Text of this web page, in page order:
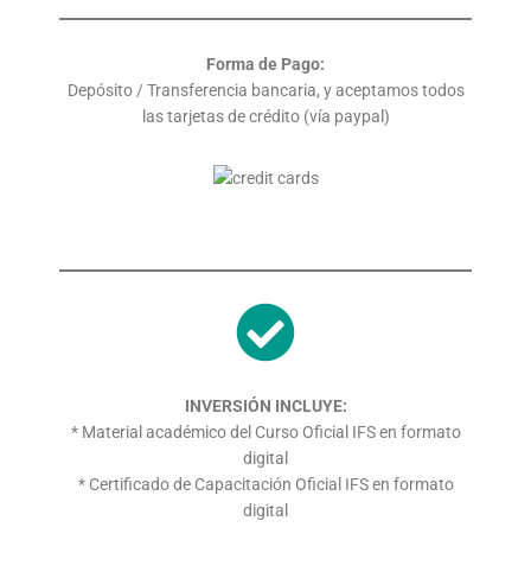
Forma de Pago:
Depósito / Transferencia bancaria, y aceptamos todos
las tarjetas de crédito (vía paypal)
INVERSIÓN INCLUYE:
* Material académico del Curso Oficial IFS en formato
digital
* Certificado de Capacitación Oficial IFS en formato
digital